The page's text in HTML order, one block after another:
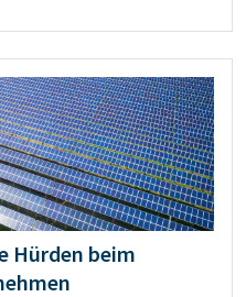
Hürden beim